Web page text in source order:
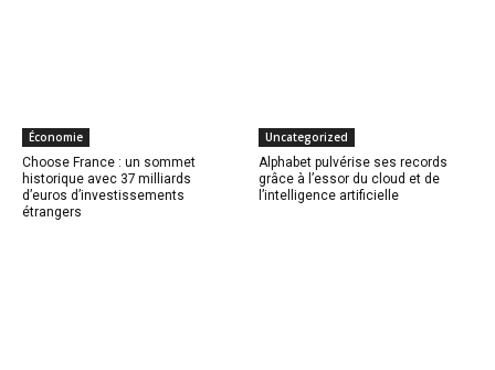
Économie
Choose France : un sommet
historique avec 37 milliards
d’euros d’investissements
étrangers
Uncategorized
Alphabet pulvérise ses records
grâce à l’essor du cloud et de
l’intelligence artificielle